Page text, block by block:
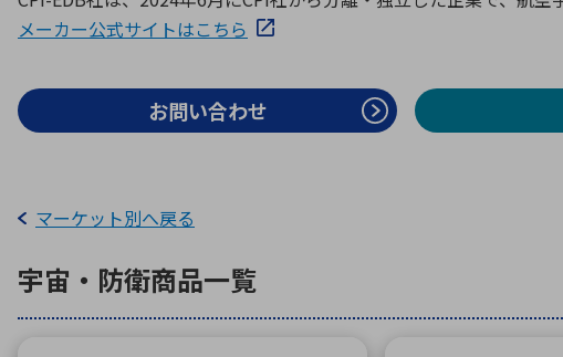
拠点一覧
ディスクロージャー・ポリシー
株式・株主情報
株主還元
株式手続き
ガバナンス 特定用途向け・そ
メーカー公式サイトはこちら
お問い合わせ
マーケット別へ戻る
宇宙・防衛商品一覧